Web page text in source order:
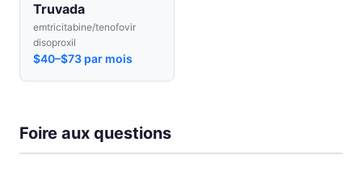
Truvada
emtricitabine/tenofovir
disoproxil
$40–$73 par mois
Foire aux questions